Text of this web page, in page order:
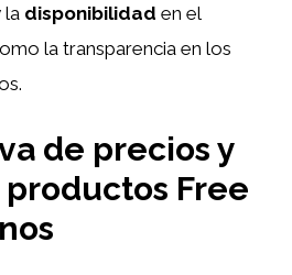
la disponibilidad en el
la transparencia en los
de precios y
Free